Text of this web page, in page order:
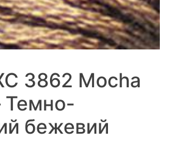
3862 Mocha
Темно-
бежевий